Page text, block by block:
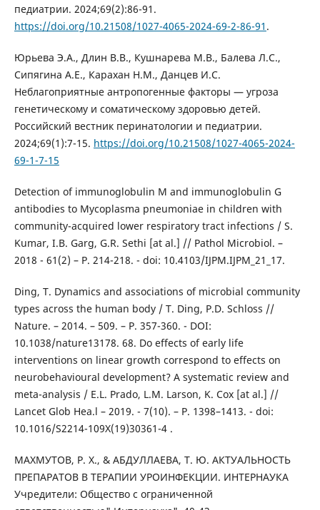
педиатрии. 2024;69(2):86-91.
https://doi.org/10.21508/1027-4065-2024-69-2-86-91 .
Юрьева Э.А., Длин В.В., Кушнарева М.В., Балева Л.С.,
Сипягина А.Е., Карахан Н.М., Данцев И.С.
Неблагоприятные антропогенные факторы — угроза
генетическому и соматическому здоровью детей.
Российский вестник перинатологии и педиатрии.
2024;69(1):7-15. https://doi.org/10.21508/1027-4065-2024-
69-1-7-15
Detection of immunoglobulin M and immunoglobulin G
antibodies to Mycoplasma pneumoniae in children with
community-acquired lower respiratory tract infections / S.
Kumar, I.B. Garg, G.R. Sethi [at al.] // Pathol Microbiol. –
2018 - 61(2) – Р. 214-218. - doi: 10.4103/IJPM.IJPM_21_17.
Ding, T. Dynamics and associations of microbial community
types across the human body / T. Ding, P.D. Schloss //
Nature. – 2014. – 509. – Р. 357-360. - DOI:
10.1038/nature13178. 68. Do effects of early life
interventions on linear growth correspond to effects on
neurobehavioural development? A systematic review and
meta-analysis / E.L. Prado, L.M. Larson, K. Cox [at al.] //
Lancet Glob Hea.l – 2019. - 7(10). – Р. 1398–1413. - doi:
10.1016/S2214-109X(19)30361-4 .
МАХМУТОВ, Р. Х., & АБДУЛЛАЕВА, Т. Ю. АКТУАЛЬНОСТЬ
ПРЕПАРАТОВ В ТЕРАПИИ УРОИНФЕКЦИИ. ИНТЕРНАУКА
Учредители: Общество с ограниченной